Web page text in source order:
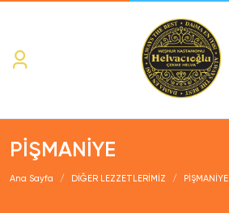
PİŞMANİYE
Ana Sayfa DİĞER LEZZETLERİMİZ PİŞMANİYE